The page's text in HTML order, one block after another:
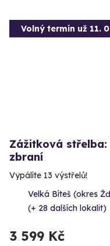
Volný termín už 11.
Zážitková
zbraní
Vypálíte 13 výstřelů!
Velká Bíteš (okres
(+ 28 dalších lokalit)
3 599 Kč